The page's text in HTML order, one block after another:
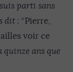
parti sans
dit : “Pierre,
voir ce
quinze ans que